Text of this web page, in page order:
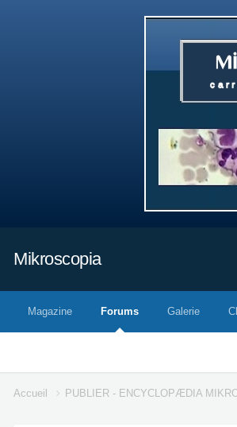
Mikroscopia
Magazine Forums Galerie
Accueil PUBLIER - ENCYCLOPÆDIA